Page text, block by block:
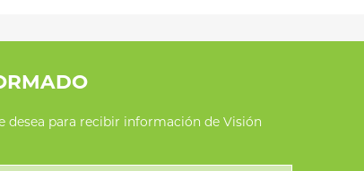
desea para recibir información de Visión